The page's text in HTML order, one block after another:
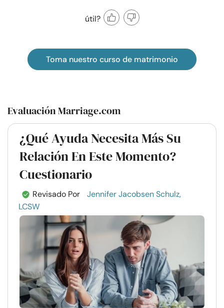
útil?
Toma nuestro curso de matrimonio
Evaluación Marriage.com
¿Qué Ayuda Necesita Más Su
Relación En Este Momento?
Cuestionario
Revisado Por
Jennifer Jacobsen Schulz,
LCSW